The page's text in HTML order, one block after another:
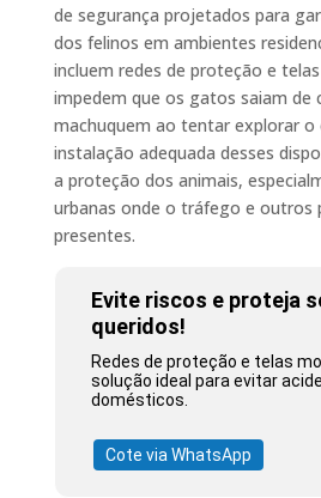
de segurança projetados para
dos felinos em ambientes
incluem redes de proteção e
impedem que os gatos saiam de
machuquem ao tentar explorar o
instalação adequada desses
a proteção dos animais,
urbanas onde o tráfego e outros
presentes.
Evite riscos e proteja
queridos!
Redes de proteção e telas
solução ideal para evitar
domésticos.
Cote via WhatsApp